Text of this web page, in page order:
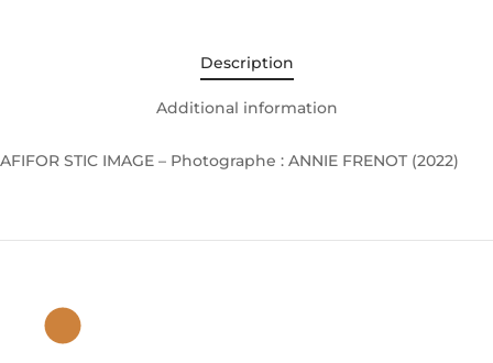
Description
Additional information
AFIFOR STIC IMAGE – Photographe : ANNIE FRENOT (2022)